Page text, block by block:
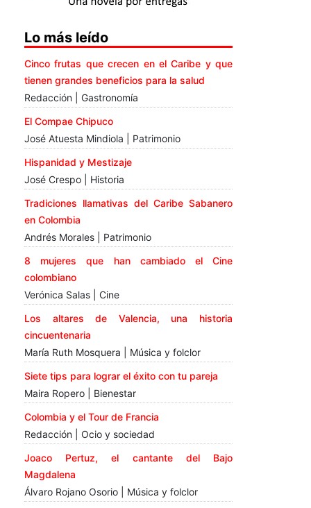
Lo más leído
Cinco frutas que crecen en el Caribe y que
tienen grandes beneficios para la salud
Redacción | Gastronomía
El Compae Chipuco
José Atuesta Mindiola | Patrimonio
Hispanidad y Mestizaje
José Crespo | Historia
Tradiciones llamativas del Caribe Sabanero
en Colombia
Andrés Morales | Patrimonio
8 mujeres que han cambiado el Cine
colombiano
Verónica Salas | Cine
Los altares de Valencia, una historia
cincuentenaria
María Ruth Mosquera | Música y folclor
Siete tips para lograr el éxito con tu pareja
Maira Ropero | Bienestar
Colombia y el Tour de Francia
Redacción | Ocio y sociedad
Joaco Pertuz, el cantante del Bajo
Magdalena
Álvaro Rojano Osorio | Música y folclor